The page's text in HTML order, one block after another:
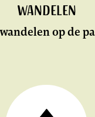
Wandelen
op de